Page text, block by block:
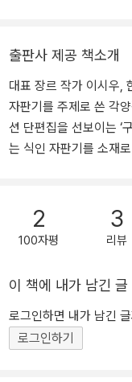
수가 없다. 녀석이 지폐
릿속에 생경한 경고의
서 음료를 뽑아 들려던
출근은 했는데, 퇴근을
고가 온라인에서 논란
이다. 카페인이 절실한
뽑으려는데, 자판기마
‘구해주세요’라는 글씨
천히 되돌아 나온다.
로그라이크
출판사 제공 책소개
대표 장르 작가 이시우,
자판기를 주제로 쓴 각양각색 단편
션 단편집을 선보이는 ‘구구
는 식인 자판기를 소재
소설들을 하나의 관통
소개할 ‘구구단편서가’
는데, 퇴근을 안 했대』
잡아먹는다는 설정을
철, 학교, 회사 등을 배경
월하며 확장하는 독특
2
100자평
3
리뷰
이 책에 내가 남긴 글
로그인하면 내가 남긴
로그인하기